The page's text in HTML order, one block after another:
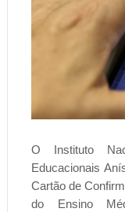
O Instituto
Educacionais
Cartão de
do Ensino